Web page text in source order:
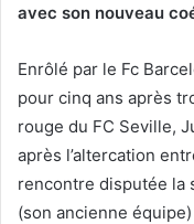
avec son nouveau
Enrôlé par le Fc
pour cinq ans après
rouge du FC Seville,
après l’altercation
rencontre disputée la
(son ancienne